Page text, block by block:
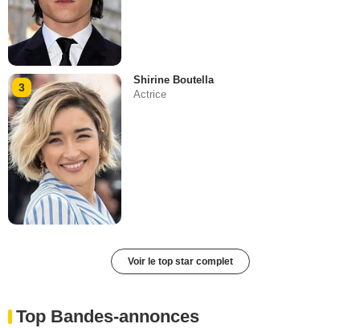
3
Shirine Boutella
Actrice
Voir le top star complet
Top Bandes-annonces